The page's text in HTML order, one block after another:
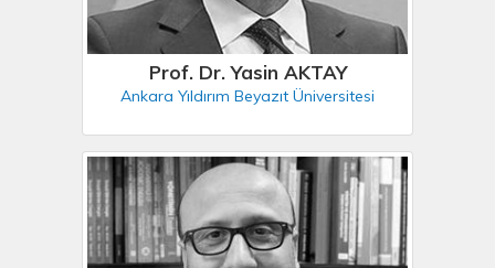
Prof. Dr. Yasin AKTAY
Ankara Yıldırım Beyazıt Üniversitesi